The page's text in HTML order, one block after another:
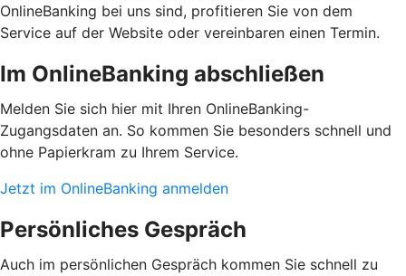
OnlineBanking bei uns sind, profitieren Sie von dem
Service auf der Website oder vereinbaren einen Termin.
Im OnlineBanking abschließen
Melden Sie sich hier mit Ihren OnlineBanking-
Zugangsdaten an. So kommen Sie besonders schnell und
ohne Papierkram zu Ihrem Service.
Jetzt im OnlineBanking anmelden
Persönliches Gespräch
Auch im persönlichen Gespräch kommen Sie schnell zu